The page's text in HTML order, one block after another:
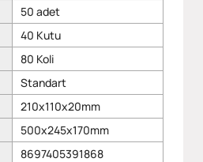
50 adet
40 Kutu
80 Koli
Standart
210x110x20mm
500x245x170mm
8697405391868